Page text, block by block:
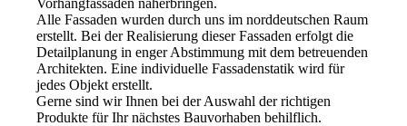
Alle Fassaden wurden durch uns im norddeutschen Raum
erstellt. Bei der Realisierung dieser Fassaden erfolgt die
Detailplanung in enger Abstimmung mit dem betreuenden
Architekten. Eine individuelle Fassadenstatik wird für
jedes Objekt erstellt.
Gerne sind wir Ihnen bei der Auswahl der richtigen
Produkte für Ihr nächstes Bauvorhaben behilflich.